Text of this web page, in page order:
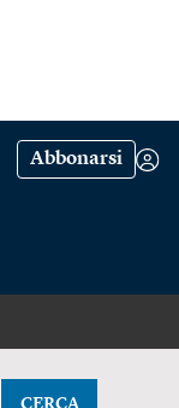
Abbonarsi
CERCA